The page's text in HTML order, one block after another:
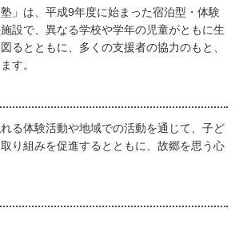
」は、平成9年度に始まった宿泊型・体験
設で、異なる学校や学年の児童がともに生
るとともに、多くの支援者の協力のもと、
す。
る体験活動や地域での活動を通じて、子ど
り組みを促進するとともに、故郷を思う心